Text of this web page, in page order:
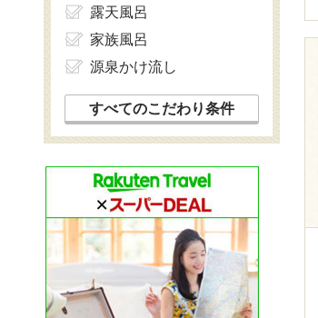
露天風呂
家族風呂
源泉かけ流し
すべてのこだわり条件